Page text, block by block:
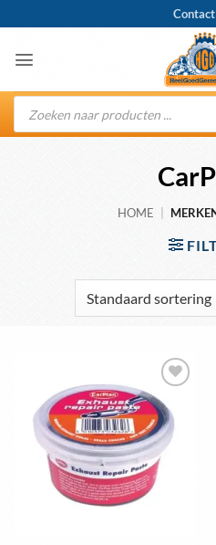
naar
inhoud
Contact
Producten
zoeken
HOME
Toevoegen
aan
wenslijst